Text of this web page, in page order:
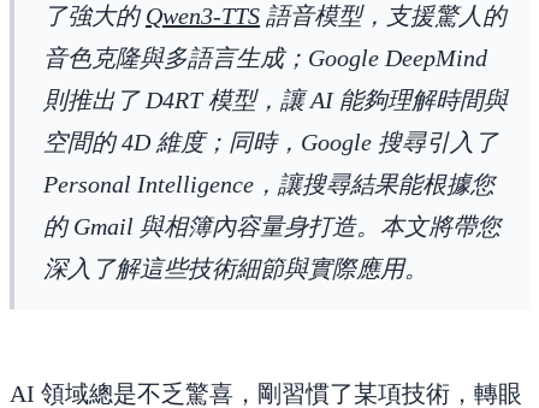
了強大的Qwen3-TTS 語音模型，支援驚人的
音色克隆與多語言生成；Google DeepMind
則推出了 D4RT 模型，讓 AI 能夠理解時間與
空間的 4D 維度；同時，Google 搜尋引入了
Personal Intelligence，讓搜尋結果能根據您
的 Gmail 與相簿內容量身打造。本文將帶您
深入了解這些技術細節與實際應用。
AI 領域總是不乏驚喜，剛習慣了某項技術，轉眼